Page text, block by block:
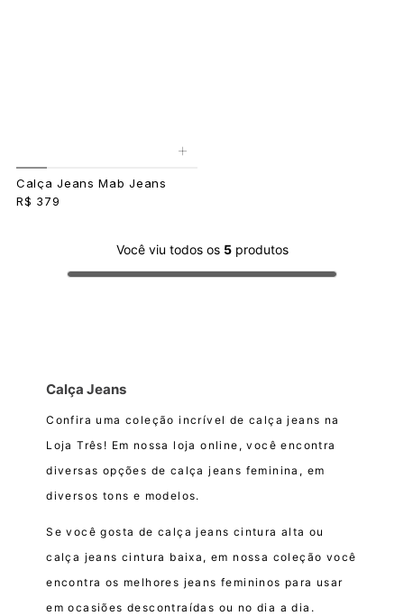
+
Calça Jeans Mab Jeans
R$ 379
Você viu todos os 5produtos
Calça Jeans
Confira uma coleção incrível de calça jeans na
Loja Três! Em nossa loja online, você encontra
diversas opções de calça jeans feminina, em
diversos tons e modelos.
Se você gosta de calça jeans cintura alta ou
calça jeans cintura baixa, em nossa coleção você
encontra os melhores jeans femininos para usar
em ocasiões descontraídas ou no dia a dia.